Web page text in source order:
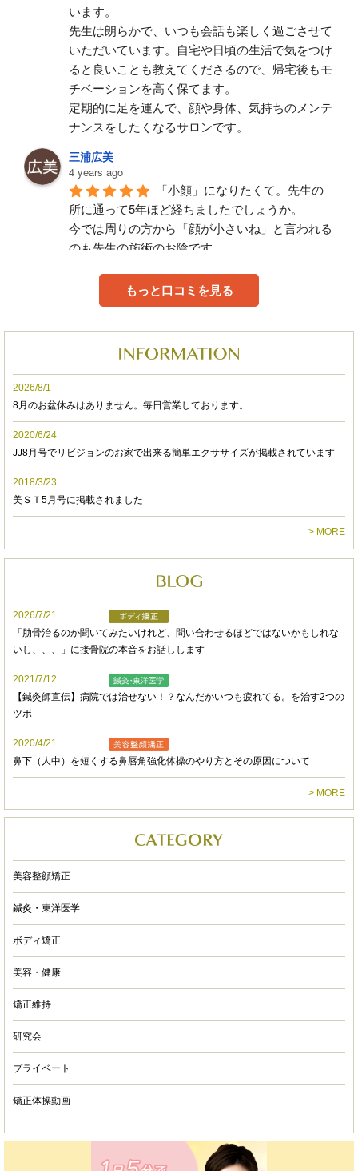
います。
先生は朗らかで、いつも会話も楽しく過ごさせて
いただいています。自宅や日頃の生活で気をつけ
ると良いことも教えてくださるので、帰宅後もモ
チベーションを高く保てます。
定期的に足を運んで、顔や身体、気持ちのメンテ
ナンスをしたくなるサロンです。
三浦広美
4 years ago
「小顔」になりたくて。先生の
所に通って5年ほど経ちましたでしょうか。
今では周りの方から「顔が小さいね」と言われる
のも先生の施術のお陰です。
身体の不調や、顔面や体型の悩みを伝えると、誠
心誠意施術してくださります。毎回、不調な部位
実感するので定期的なメンテナンスには欠かせな
不調の状態に合わせ、鍼での治療もしてくださる
こともあります。
先生と一対一で施術していただけるので周りのこ
お喋りに夢中になってしまいます。
前回の施術から時間が空いても会話を覚えていて
くださるのでコミュニケーション能力も素晴らし
いです。
人体についての知識もしっかりと身に付いてお
り、常に技術向上の為にお勉強されているのだ
な、と感じます。体調不良の際に健康管理の面で
もアドバイスをくださるので、とてもありがたい
です。
予約フォームで、気軽に予約が出来るのも利用し
やすい点の一つです。
あみるいす
半年に1回は再発してたギックリ
腰も
ついでに骨格矯正もして貰い
悩みだったエラ張りがなくなり
小顔になりました((( ⍥ )))‼︎
ありがとうございます！
4 years ago
が、顔だけのアプローチではなく、体の歪みの改
善から始まり症状によっては鍼を使ってもらった
りします。
もっと口コミを見る
2026/8/1
8月のお盆休みはありません。毎日営業しております。
2020/6/24
JJ8月号でリビジョンのお家で出来る簡単エクササイズが掲載されています
2018/3/23
美ＳＴ5月号に掲載されました
> MORE
2026/7/21
「肋骨治るのか聞いてみたいけれど、問い合わせるほどではないかもしれな
いし、、、」に接骨院の本音をお話しします
2021/7/12
【鍼灸師直伝】病院では治せない！？なんだかいつも疲れてる。を治す2つの
ツボ
2020/4/21
鼻下（人中）を短くする鼻唇角強化体操のやり方とその原因について
> MORE
美容整顔矯正
鍼灸・東洋医学
ボディ矯正
美容・健康
矯正維持
研究会
プライベート
矯正体操動画